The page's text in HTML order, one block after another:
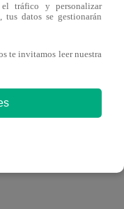
tráfico y personalizar
, tus datos se gestionarán
te invitamos leer nuestra